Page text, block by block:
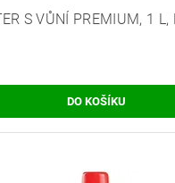
S VŮNÍ PREMIUM, 1 L,